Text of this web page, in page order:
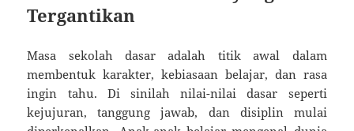
Tergantikan
Masa sekolah dasar adalah titik awal dalam
membentuk karakter, kebiasaan belajar, dan rasa
ingin tahu. Di sinilah nilai-nilai dasar seperti
kejujuran, tanggung jawab, dan disiplin mulai